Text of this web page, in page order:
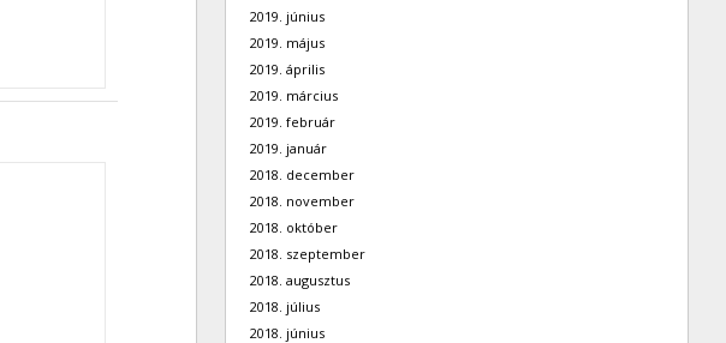
2019. június
2019. május
2019. április
2019. március
2019. február
2019. január
2018. december
2018. november
2018. október
2018. szeptember
2018. augusztus
2018. július
2018. június